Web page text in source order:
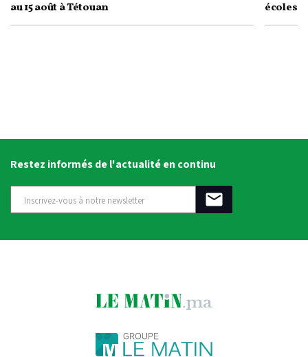
au 15 août à Tétouan
écoles
Restez informés de l'actualité en continu